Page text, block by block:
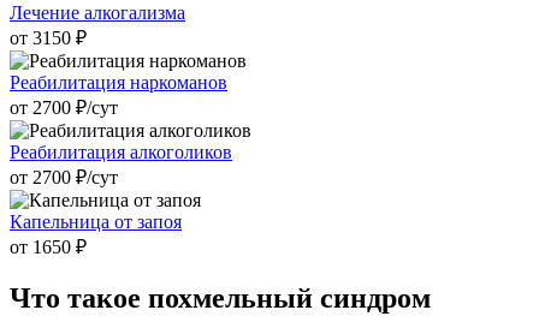
Лечение алкогализма
от 3150 ₽
Реабилитация наркоманов
от 2700 ₽/cут
Реабилитация алкоголиков
от 2700 ₽/cут
Капельница от запоя
от 1650 ₽
Что такое похмельный синдром